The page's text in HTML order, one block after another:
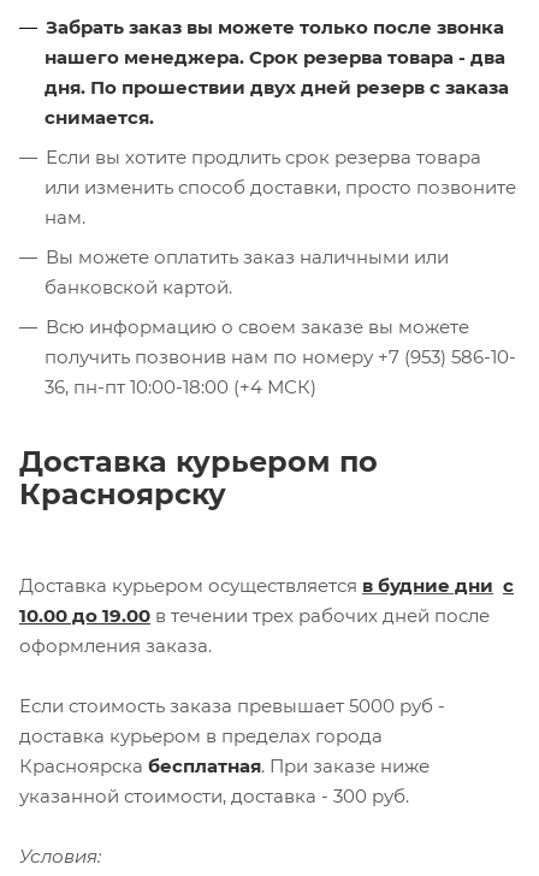
Забрать заказ вы можете только после звонка
нашего менеджера. Срок резерва товара - два
дня. По прошествии двух дней резерв с заказа
снимается.
Если вы хотите продлить срок резерва товара
или изменить способ доставки, просто позвоните
нам.
Вы можете оплатить заказ наличными или
банковской картой.
Всю информацию о своем заказе вы можете
получить позвонив нам по номеру +7 (953) 586-10-
36, пн-пт 10:00-18:00 (+4 МСК)
Доставка курьером по
Красноярску
Доставка курьером осуществляется в будние дни с
10.00 до 19.00 в течении трех рабочих дней после
оформления заказа.
Если стоимость заказа превышает 5000 руб -
доставка курьером в пределах города
Красноярска бесплатная. При заказе ниже
указанной стоимости, доставка - 300 руб.
Условия: